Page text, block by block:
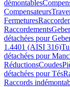
démontables
Compensateurs
Fermetures
Raccordements
détachées pour
1.4401 (AISI 316)
détachées pour
RéductionsCoudes
détachées pour Tés
Raccords